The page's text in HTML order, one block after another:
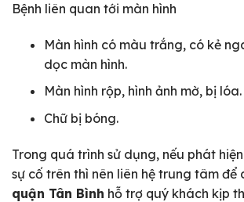
Bệnh liên quan tới màn hình
Màn hình có màu trắng, có kẻ
dọc màn hình.
Màn hình rộp, hình ảnh mờ, bị lóa.
Chữ bị bóng.
Trong quá trình sử dụng, nếu phát
sự cố trên thì nên liên hệ trung tâm để
quận Tân Bình hỗ trợ quý khách kịp